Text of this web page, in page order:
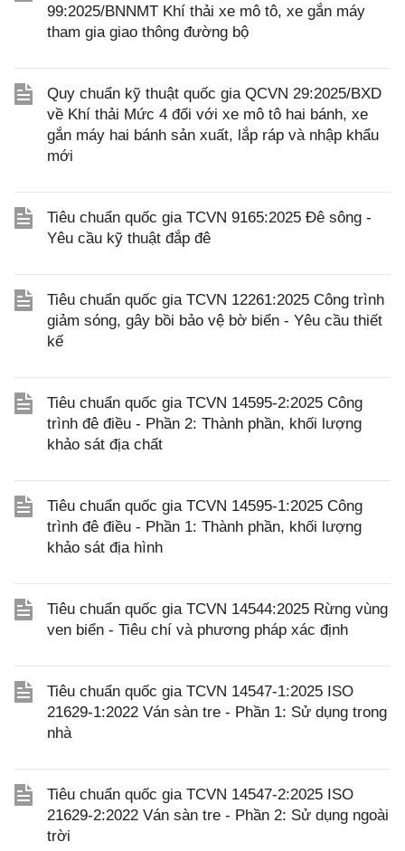
99:2025/BNNMT Khí thải xe mô tô, xe gắn máy
tham gia giao thông đường bộ
Quy chuẩn kỹ thuật quốc gia QCVN 29:2025/BXD
về Khí thải Mức 4 đối với xe mô tô hai bánh, xe
gắn máy hai bánh sản xuất, lắp ráp và nhập khẩu
mới
Tiêu chuẩn quốc gia TCVN 9165:2025 Đê sông -
Yêu cầu kỹ thuật đắp đê
Tiêu chuẩn quốc gia TCVN 12261:2025 Công trình
giảm sóng, gây bồi bảo vệ bờ biển - Yêu cầu thiết
kế
Tiêu chuẩn quốc gia TCVN 14595-2:2025 Công
trình đê điều - Phần 2: Thành phần, khối lượng
khảo sát địa chất
Tiêu chuẩn quốc gia TCVN 14595-1:2025 Công
trình đê điều - Phần 1: Thành phần, khối lượng
khảo sát địa hình
Tiêu chuẩn quốc gia TCVN 14544:2025 Rừng vùng
ven biển - Tiêu chí và phương pháp xác định
Tiêu chuẩn quốc gia TCVN 14547-1:2025 ISO
21629-1:2022 Ván sàn tre - Phần 1: Sử dụng trong
nhà
Tiêu chuẩn quốc gia TCVN 14547-2:2025 ISO
21629-2:2022 Ván sàn tre - Phần 2: Sử dụng ngoài
trời